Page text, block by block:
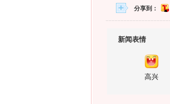
分享到：
新闻表情
高兴